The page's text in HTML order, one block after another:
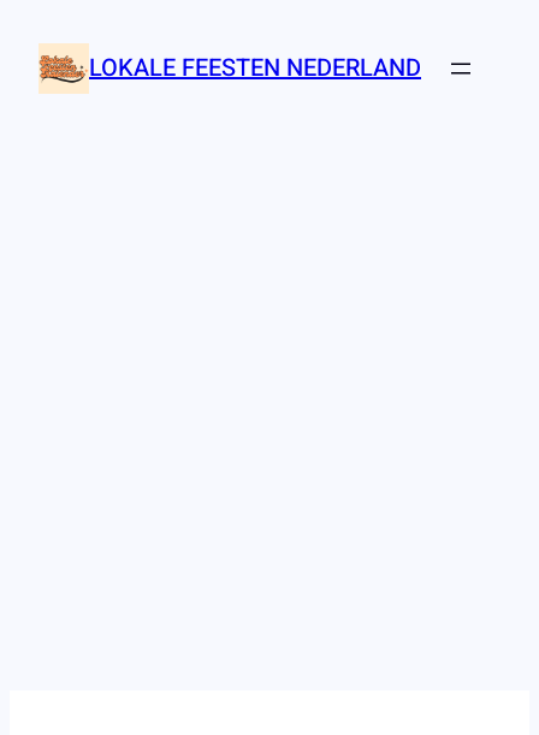
naar
LOKALE FEESTEN NEDERLAND